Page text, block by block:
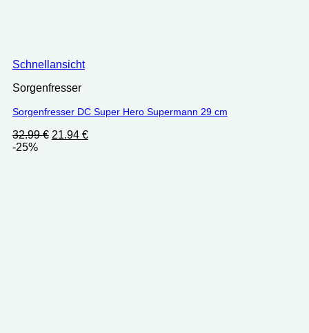
Schnellansicht
Sorgenfresser
Sorgenfresser DC Super Hero Supermann 29 cm
32.99€ Ursprünglicher
21.94 €Aktueller
-25%